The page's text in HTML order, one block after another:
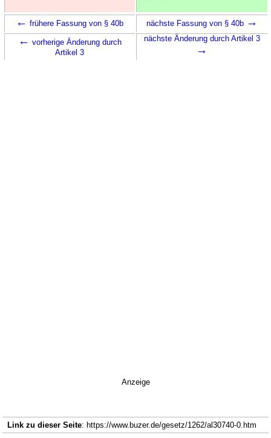
← frühere Fassung von § 40b nächste Fassung von § 40b →
← vorherige Änderung durch
Artikel 3
nächste Änderung durch Artikel 3
→
Anzeige
Link zu dieser Seite: https://www.buzer.de/gesetz/1262/al30740-0.htm